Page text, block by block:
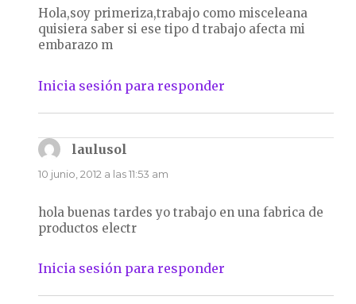
Hola,soy primeriza,trabajo como misceleana
quisiera saber si ese tipo d trabajo afecta mi
embarazo m
Inicia sesión para responder
laulusol
10 junio, 2012 a las 11:53 am
hola buenas tardes yo trabajo en una fabrica de
productos electr
Inicia sesión para responder